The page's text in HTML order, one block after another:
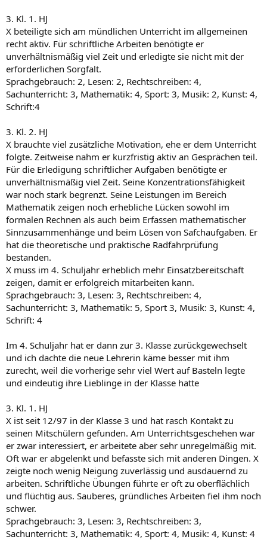
3. Kl. 1. HJ
X beteiligte sich am mündlichen Unterricht im allgemeinen
recht aktiv. Für schriftliche Arbeiten benötigte er
unverhältnismäßig viel Zeit und erledigte sie nicht mit der
erforderlichen Sorgfalt.
Sprachgebrauch: 2, Lesen: 2, Rechtschreiben: 4,
Sachunterricht: 3, Mathematik: 4, Sport: 3, Musik: 2, Kunst: 4,
Schrift:4
3. Kl. 2. HJ
X brauchte viel zusätzliche Motivation, ehe er dem Unterricht
folgte. Zeitweise nahm er kurzfristig aktiv an Gesprächen teil.
Für die Erledigung schriftlicher Aufgaben benötigte er
unverhältnismäßig viel Zeit. Seine Konzentrationsfähigkeit
war noch stark begrenzt. Seine Leistungen im Bereich
Mathematik zeigen noch erhebliche Lücken sowohl im
formalen Rechnen als auch beim Erfassen mathematischer
Sinnzusammenhänge und beim Lösen von Safchaufgaben. Er
hat die theoretische und praktische Radfahrprüfung
bestanden.
X muss im 4. Schuljahr erheblich mehr Einsatzbereitschaft
zeigen, damit er erfolgreich mitarbeiten kann.
Sprachgebrauch: 3, Lesen: 3, Rechtschreiben: 4,
Sachunterricht: 3, Mathematik: 5, Sport 3, Musik: 3, Kunst: 4,
Schrift: 4
Im 4. Schuljahr hat er dann zur 3. Klasse zurückgewechselt
und ich dachte die neue Lehrerin käme besser mit ihm
zurecht, weil die vorherige sehr viel Wert auf Basteln legte
und eindeutig ihre Lieblinge in der Klasse hatte
3. Kl. 1. HJ
X ist seit 12/97 in der Klasse 3 und hat rasch Kontakt zu
seinen Mitschülern gefunden. Am Unterrichtsgeschehen war
er zwar interessiert, er arbeitete aber sehr unregelmäßig mit.
Oft war er abgelenkt und befasste sich mit anderen Dingen. X
zeigte noch wenig Neigung zuverlässig und ausdauernd zu
arbeiten. Schriftliche Übungen führte er oft zu oberflächlich
und flüchtig aus. Sauberes, gründliches Arbeiten fiel ihm noch
schwer.
Sprachgebrauch: 3, Lesen: 3, Rechtschreiben: 3,
Sachunterricht: 3, Mathematik: 4, Sport: 4, Musik: 4, Kunst: 4